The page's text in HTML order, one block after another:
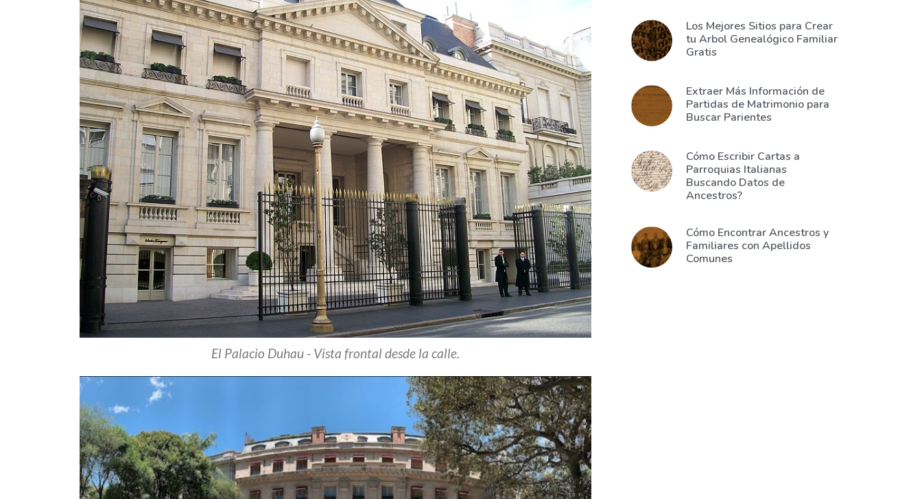
El Palacio Duhau - Vista frontal desde la calle.
Los Mejores Sitios para Crear
tu Arbol Genealógico Familiar
Gratis
Extraer Más Información de
Partidas de Matrimonio para
Buscar Parientes
Cómo Escribir Cartas a
Parroquias Italianas
Buscando Datos de
Ancestros?
Cómo Encontrar Ancestros y
Familiares con Apellidos
Comunes